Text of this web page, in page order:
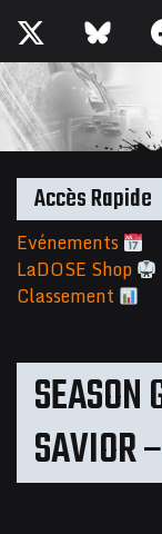
SEASON
SAVIOR
Accès Rapide
Evénements
LaDOSE Shop
Classement